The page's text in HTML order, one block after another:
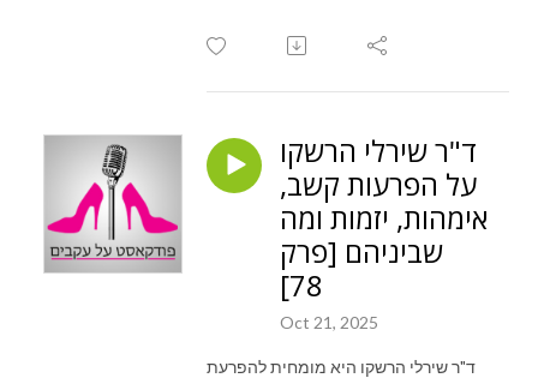
ד"ר שירלי הרשקו
על הפרעות קשב,
אימהות, יזמות ומה
שביניהם [פרק
78]
Oct 21, 2025
ד"ר שירלי הרשקו היא מומחית להפרעת